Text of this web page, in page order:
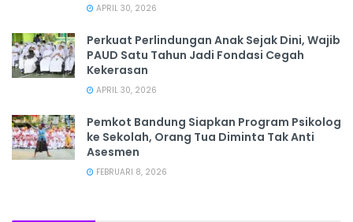
APRIL 30, 2026
Perkuat Perlindungan Anak Sejak Dini, Wajib
PAUD Satu Tahun Jadi Fondasi Cegah
Kekerasan
APRIL 30, 2026
Pemkot Bandung Siapkan Program Psikolog
ke Sekolah, Orang Tua Diminta Tak Anti
Asesmen
FEBRUARI 8, 2026